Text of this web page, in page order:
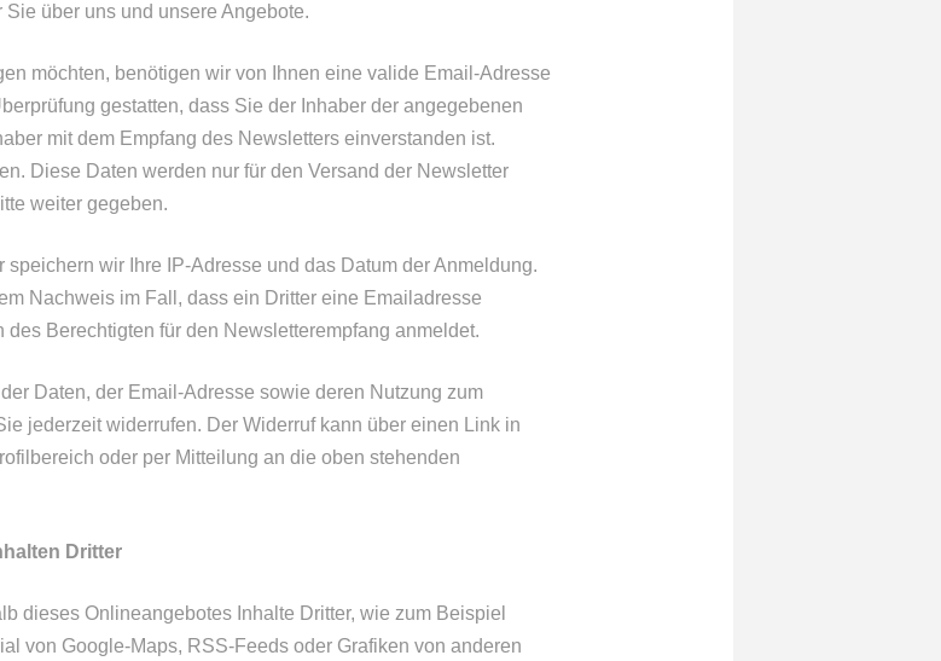
über uns und unsere Angebote.
möchten, benötigen wir von Ihnen eine valide Email-Adresse
gestatten, dass Sie der Inhaber der angegebenen
mit dem Empfang des Newsletters einverstanden ist.
Diese Daten werden nur für den Versand der Newsletter
weiter gegeben.
speichern wir Ihre IP-Adresse und das Datum der Anmeldung.
Nachweis im Fall, dass ein Dritter eine Emailadresse
Berechtigten für den Newsletterempfang anmeldet.
Daten, der Email-Adresse sowie deren Nutzung zum
jederzeit widerrufen. Der Widerruf kann über einen Link in
oder per Mitteilung an die oben stehenden
Dritter
dieses Onlineangebotes Inhalte Dritter, wie zum Beispiel
von Google-Maps, RSS-Feeds oder Grafiken von anderen